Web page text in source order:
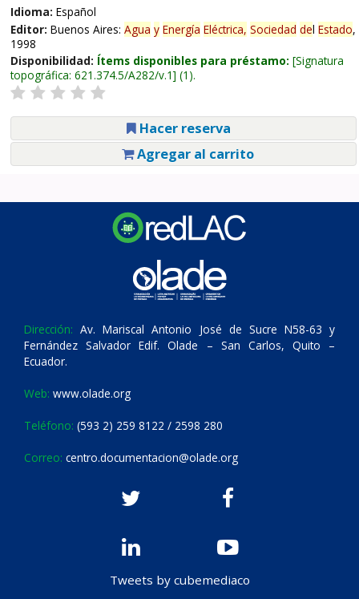
Idioma: Español
Editor: Buenos Aires: Agua y Energía Eléctrica, Sociedad del Estado,
1998
Disponibilidad: Ítems disponibles para préstamo: Signatura
topográfica: 621.374.5/A282/v.1 (1).
Hacer reserva
Agregar al carrito
Dirección: Av. Mariscal Antonio José de Sucre N58-63 y
Fernández Salvador Edif. Olade – San Carlos, Quito –
Ecuador.
Web: www.olade.org
Teléfono: (593 2) 259 8122 / 2598 280
Correo: centro.documentacion@olade.org
Tweets by cubemediaco